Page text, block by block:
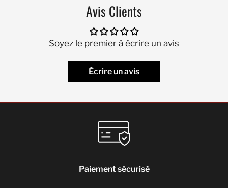
Avis Clients
Soyez le premier à écrire un avis
Écrire un avis
Paiement sécurisé